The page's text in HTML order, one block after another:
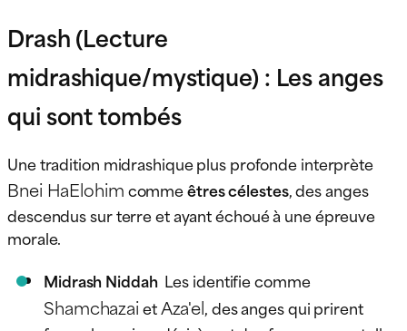
Drash (Lecture
midrashique/mystique) : Les anges
qui sont tombés
Une tradition midrashique plus profonde interprète
Bnei HaElohimcommeêtres célestes, des anges
descendus sur terre et ayant échoué à une épreuve
morale.
Midrash Niddah Les identifie comme
ShamchazaietAza'el, des anges qui prirent